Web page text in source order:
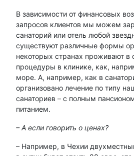
В зависимости от финансовых
запросов клиентов мы можем
санаторий или отель любой
существуют различные формы
некоторых странах проживают в
процедуры в клинике, как,
море. А, например, как в
организовано лечение по типу
санаториев – с полным
питанием.
– А если говорить о ценах?
– Например, в Чехии